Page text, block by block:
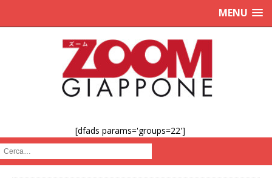
MENU
[dfads params='groups=22']
Cerca :